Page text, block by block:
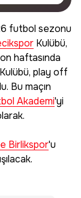
futbol sezonu
Kulübü,
haftasında
play off
Bu maçın
Akademi'yi
Birlikspor'u